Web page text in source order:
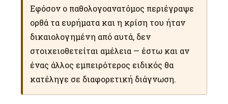
Εφόσον ο παθολογοανατόμος περιέγραψε
ορθά τα ευρήματα και η κρίση του ήταν
δικαιολογημένη από αυτά, δεν
στοιχειοθετείται αμέλεια — έστω και αν
ένας άλλος εμπειρότερος ειδικός θα
κατέληγε σε διαφορετική διάγνωση.